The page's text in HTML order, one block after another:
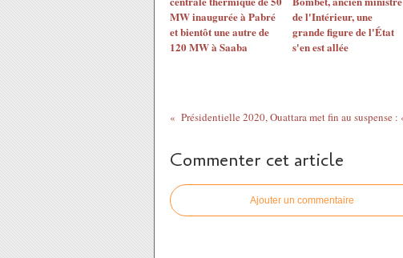
MW inaugurée à Pabré
et bientôt une autre de
120 MW à Saaba
de l'Intérieur, une
grande figure de l'État
s'en est allée
Commenter cet article
Ajouter un commentaire